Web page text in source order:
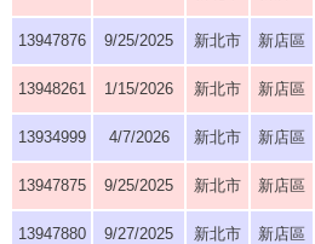
13947876 9/25/2025 新北市 新店區
13948261 1/15/2026 新北市 新店區
13934999 4/7/2026 新北市 新店區
13947875 9/25/2025 新北市 新店區
13947880 9/27/2025 新北市 新店區